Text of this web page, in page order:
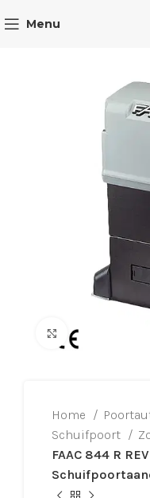
Menu
Click to enlarge
Home
Schuifpoort
FAAC 844 R